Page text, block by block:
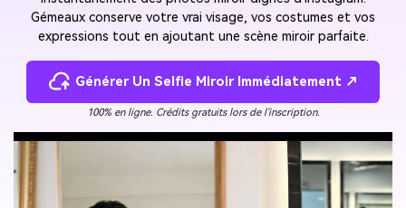
Gémeaux conserve votre vrai visage, vos costumes et vos
expressions tout en ajoutant une scène miroir parfaite.
Générer Un Selfie Miroir Immédiatement ↗
100% en ligne. Crédits gratuits lors de l'inscription.